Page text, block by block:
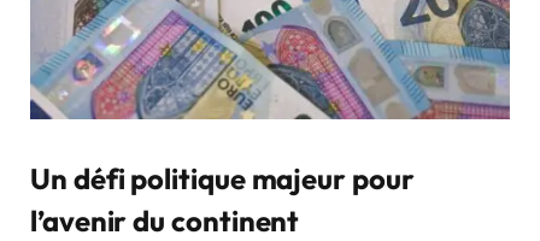
Un défi politique majeur pour
l’avenir du continent